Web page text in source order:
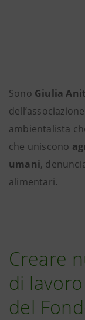
Sono Giulia
ambientalista
che uniscono
umani,
alimentari.
Creare
di
del